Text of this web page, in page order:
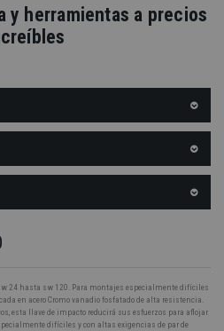
y herramientas a precios
24 hasta sw 120. Para montajes especialmente difíciles
en acero Cromo vanadio fosfatado de alta resistencia.
esta llave de impacto reducirá sus esfuerzos para aflojar
difíciles y con altas exigencias de par de